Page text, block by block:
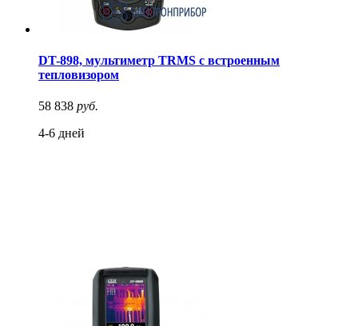
DT-898, мультиметр TRMS с встроенным
тепловизором
58 838 руб.
4-6 дней